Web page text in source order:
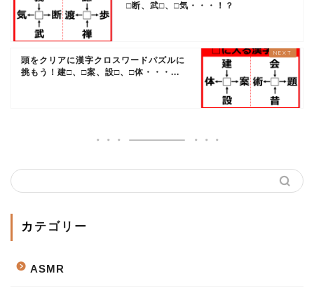
□断、武□、□気・・・！？
頭をクリアに漢字クロスワードパズルに
挑もう！建□、□案、設□、□体・・・...
カテゴリー
ASMR